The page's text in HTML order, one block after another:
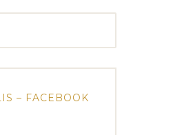
– FACEBOOK